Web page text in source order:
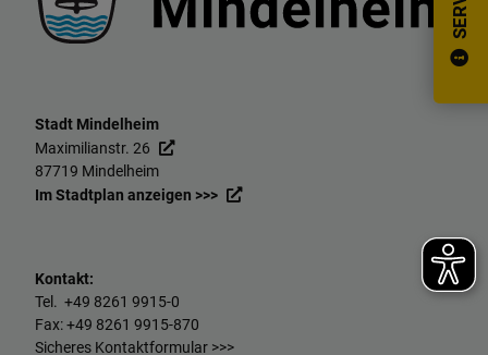
Stadt Mindelheim
Maximilianstr. 26
87719 Mindelheim
Im Stadtplan anzeigen >>>
Kontakt:
Tel. +49 8261 9915-0
Fax: +49 8261 9915-870
Sicheres Kontaktformular >>>